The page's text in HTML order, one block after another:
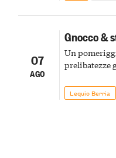
07
AGO
Gnocco &
Un
prelibatezze
Lequio Berria